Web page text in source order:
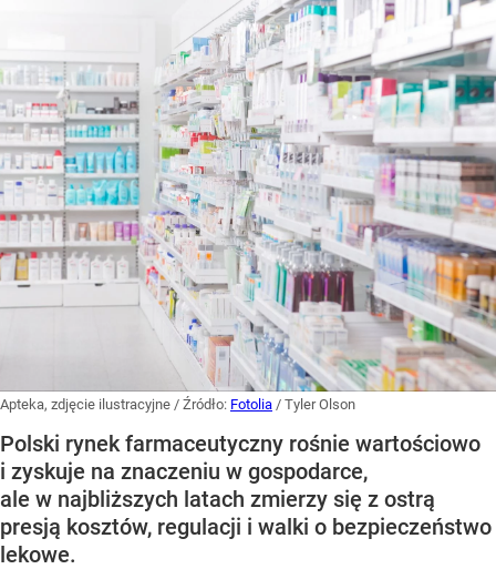
Apteka, zdjęcie ilustracyjne / Źródło: Fotolia / Tyler Olson
Polski rynek farmaceutyczny rośnie wartościowo
i zyskuje na znaczeniu w gospodarce,
ale w najbliższych latach zmierzy się z ostrą
presją kosztów, regulacji i walki o bezpieczeństwo
lekowe.